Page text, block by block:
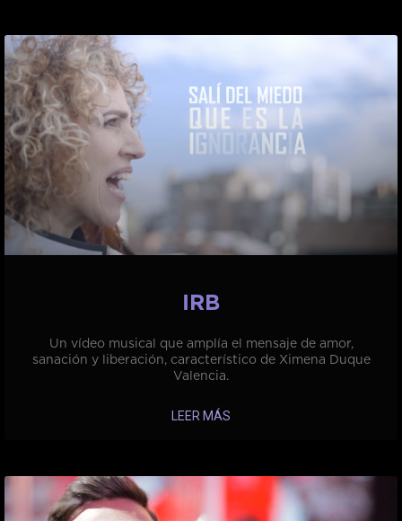
IRB
Un vídeo musical que amplía el mensaje de amor,
sanación y liberación, característico de Ximena Duque
Valencia.
LEER MÁS